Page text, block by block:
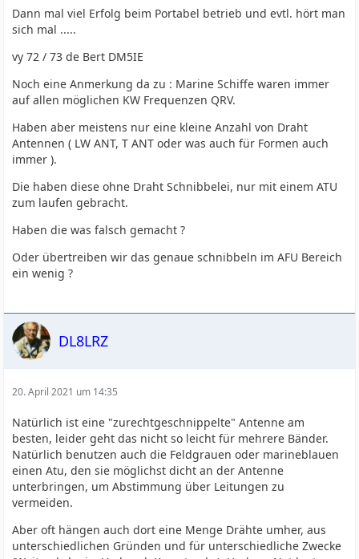
Dann mal viel Erfolg beim Portabel betrieb und evtl. hört man
sich mal .....
vy 72 / 73 de Bert DM5IE
Noch eine Anmerkung da zu : Marine Schiffe waren immer
auf allen möglichen KW Frequenzen QRV.
Haben aber meistens nur eine kleine Anzahl von Draht
Antennen ( LW ANT, T ANT oder was auch für Formen auch
immer ).
Die haben diese ohne Draht Schnibbelei, nur mit einem ATU
zum laufen gebracht.
Haben die was falsch gemacht ?
Oder übertreiben wir das genaue schnibbeln im AFU Bereich
ein wenig ?
DL8LRZ
20. April 2021 um 14:35
Natürlich ist eine "zurechtgeschnippelte" Antenne am
besten, leider geht das nicht so leicht für mehrere Bänder.
Natürlich benutzen auch die Feldgrauen oder marineblauen
einen Atu, den sie möglichst dicht an der Antenne
unterbringen, um Abstimmung über Leitungen zu
vermeiden.
Aber oft hängen auch dort eine Menge Drähte umher, aus
unterschiedlichen Gründen und für unterschiedliche Zwecke